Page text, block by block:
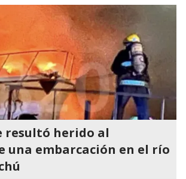
resultó herido al
una embarcación en el río